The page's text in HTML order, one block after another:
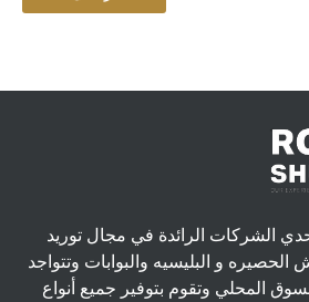
الشركات الرائدة في مجال توريد
و البليسيه والبوابات وتتواجد
25 عاما بالسوق المحلي وتقوم بتوفير جميع أنواع